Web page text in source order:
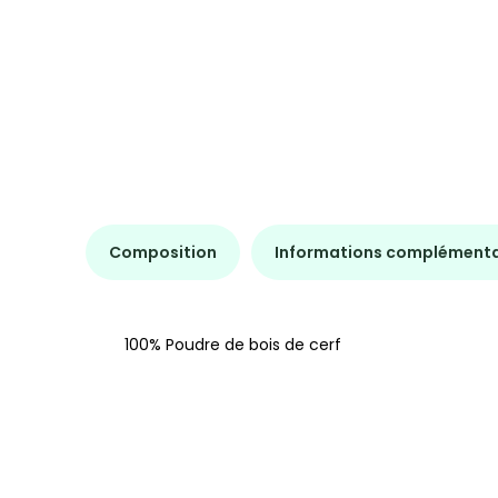
Composition Informations
100% Poudre de bois de cerf